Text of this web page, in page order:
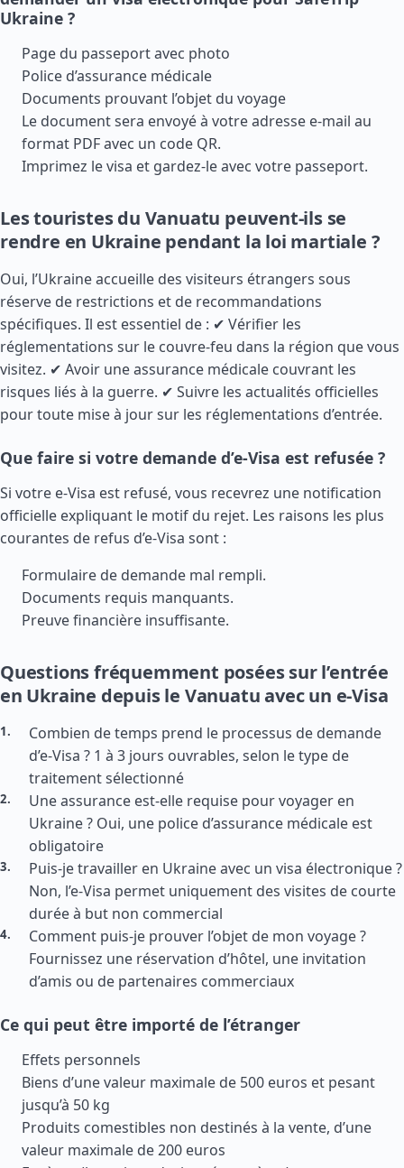
Ukraine ?
Page du passeport avec photo
Police d’assurance médicale
Documents prouvant l’objet du voyage
Le document sera envoyé à votre adresse e-mail au
format PDF avec un code QR.
Imprimez le visa et gardez-le avec votre passeport.
Les touristes du Vanuatu peuvent-ils se
rendre en Ukraine pendant la loi martiale ?
Oui, l’Ukraine accueille des visiteurs étrangers sous
réserve de restrictions et de recommandations
spécifiques. Il est essentiel de : ✔ Vérifier les
réglementations sur le couvre-feu dans la région que vous
visitez. ✔ Avoir une assurance médicale couvrant les
risques liés à la guerre. ✔ Suivre les actualités officielles
pour toute mise à jour sur les réglementations d’entrée.
Que faire si votre demande d’e-Visa est refusée ?
Si votre e-Visa est refusé, vous recevrez une notification
officielle expliquant le motif du rejet. Les raisons les plus
courantes de refus d’e-Visa sont :
Formulaire de demande mal rempli.
Documents requis manquants.
Preuve financière insuffisante.
Questions fréquemment posées sur l’entrée
en Ukraine depuis le Vanuatu avec un e-Visa
Combien de temps prend le processus de demande
d’e-Visa ? 1 à 3 jours ouvrables, selon le type de
traitement sélectionné
Une assurance est-elle requise pour voyager en
Ukraine ? Oui, une police d’assurance médicale est
obligatoire
Puis-je travailler en Ukraine avec un visa électronique ?
Non, l’e-Visa permet uniquement des visites de courte
durée à but non commercial
Comment puis-je prouver l’objet de mon voyage ?
Fournissez une réservation d’hôtel, une invitation
d’amis ou de partenaires commerciaux
Ce qui peut être importé de l’étranger
Effets personnels
Biens d’une valeur maximale de 500 euros et pesant
jusqu’à 50 kg
Produits comestibles non destinés à la vente, d’une
valeur maximale de 200 euros